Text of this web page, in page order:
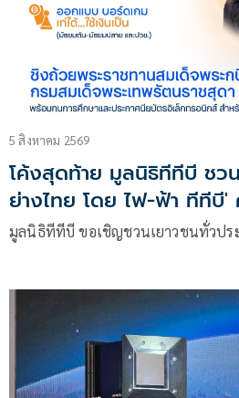
5 สิงหาคม 2569
โค้งสุดท้าย มูลนิธิทีทีบี ชว
ย่างไทย โดย ไฟ-ฟ้า ทีทีบี
พระราชทานฯ ภายใน 10 ส.
มูลนิธิทีทีบี ขอเชิญชวนเยาวชนทั่วปร